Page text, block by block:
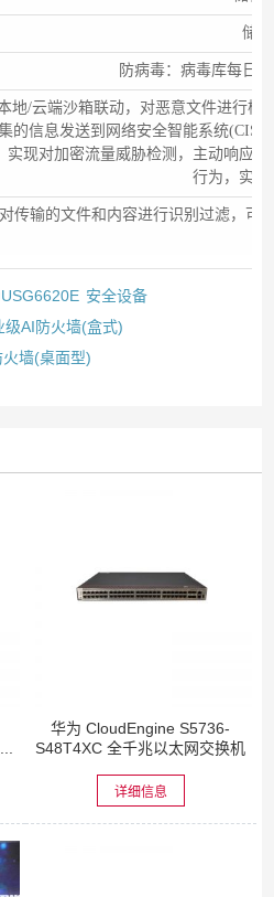
储
防病毒：病毒库每日
地/云端沙箱联动，对恶意文件进行
的信息发送到网络安全智能系统
实现对加密流量威胁检测，主动响应
行为，实现
传输的文件和内容进行识别过滤，可
安全设备
AI防火墙(盒式)
墙(桌面型)
华为 CloudEngine S5736-
S48T4XC 全千兆以太网交换机
详细信息